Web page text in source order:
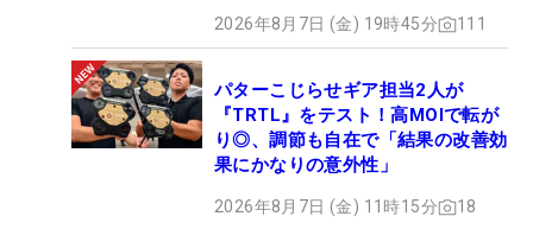
2026年8月7日 (金) 19時45分 111
パターこじらせギア担当2人が
『TRTL』をテスト！高MOIで転が
り◎、調節も自在で「結果の改善効
果にかなりの意外性」
2026年8月7日 (金) 11時15分 18